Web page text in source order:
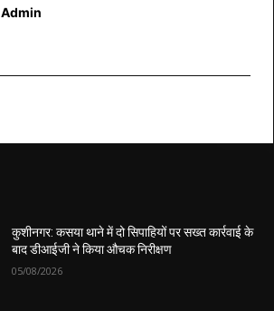
Admin
कुशीनगर: कसया थाने में दो सिपाहियों पर सख्त कार्रवाई के
बाद डीआईजी ने किया औचक निरीक्षण
05/08/2026